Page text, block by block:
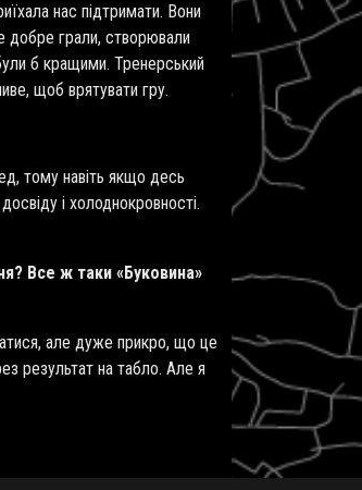
нас підтримати. Вони
добре грали, створювали
б кращими. Тренерський
щоб врятувати гру.
тому навіть якщо десь
і холоднокровності.
Все ж таки «Буковина»
але дуже прикро, що це
результат на табло. Але я